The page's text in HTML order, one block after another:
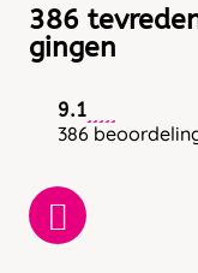
386
gingen
9.1
386